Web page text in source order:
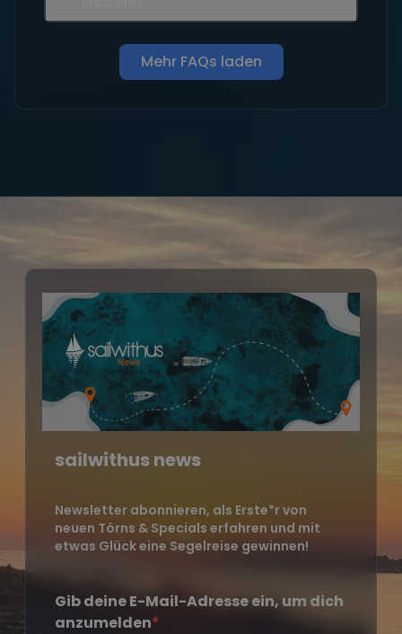
Mehr FAQs laden
sailwithus news
Newsletter abonnieren, als Erste*r von
neuen Törns & Specials erfahren und mit
etwas Glück eine Segelreise gewinnen!
Gib deine E-Mail-Adresse ein, um dich
anzumelden